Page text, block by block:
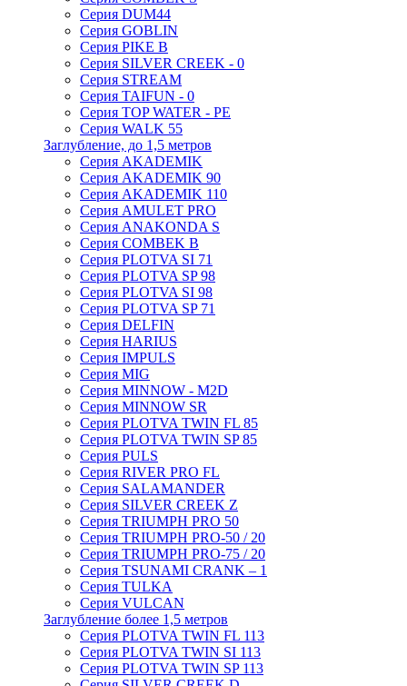
Серия DUM44
Серия GOBLIN
Серия PIKE B
Серия SILVER CREEK - 0
Серия STREAM
Серия TAIFUN - 0
Серия TOP WATER - PE
Серия WALK 55
Заглубление, до 1,5 метров
Серия AKADEMIK
Серия AKADEMIK 90
Серия AKADEMIK 110
Серия AMULET PRO
Серия ANAKONDA S
Серия COMBEK B
Серия PLOTVA SI 71
Серия PLOTVA SP 98
Серия PLOTVA SI 98
Серия PLOTVA SP 71
Серия DELFIN
Серия HARIUS
Серия IMPULS
Серия MIG
Серия MINNOW - M2D
Серия MINNOW SR
Серия PLOTVA TWIN FL 85
Серия PLOTVA TWIN SP 85
Серия PULS
Серия RIVER PRO FL
Серия SALAMANDER
Серия SILVER CREEK Z
Серия TRIUMPH PRO 50
Серия TRIUMPH PRO-50 / 20
Серия TRIUMPH PRO-75 / 20
Серия TSUNAMI CRANK – 1
Серия TULKA
Серия VULCAN
Заглубление более 1,5 метров
Серия PLOTVA TWIN FL 113
Серия PLOTVA TWIN SI 113
Серия PLOTVA TWIN SP 113